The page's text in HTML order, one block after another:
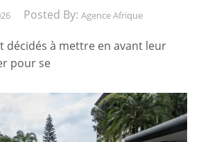
Posted By: Agence Afrique
décidés à mettre en avant leur
pour se